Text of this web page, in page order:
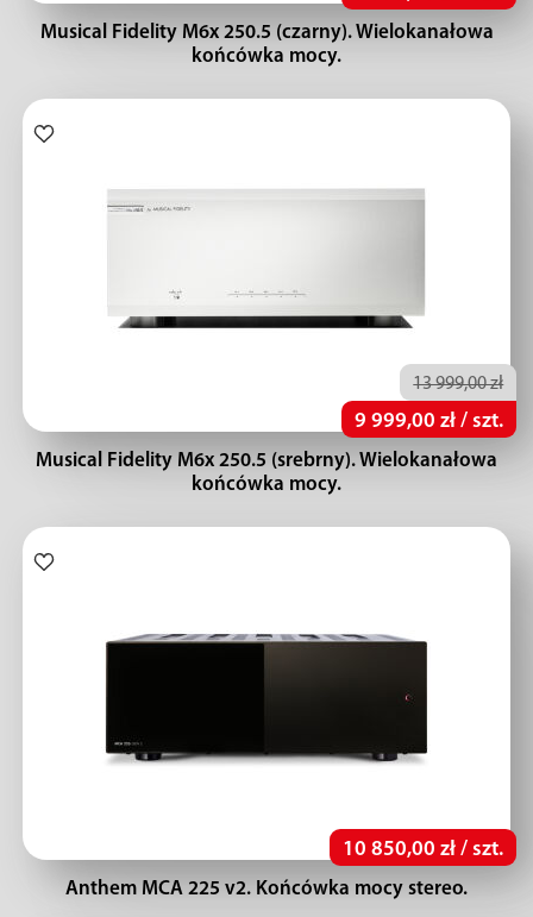
Musical Fidelity M6x 250.5 (czarny). Wielokanałowa
końcówka mocy.
13 999,00 zł
9 999,00 zł / szt.
Musical Fidelity M6x 250.5 (srebrny). Wielokanałowa
końcówka mocy.
10 850,00 zł / szt.
Anthem MCA 225 v2. Końcówka mocy stereo.